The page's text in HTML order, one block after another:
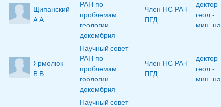
Щипанский
А.А.
РАН по
проблемам
геологии
докембрия
Член НС РАН
ПГД
доктор
геол.-
мин.
Ярмолюк
В.В.
Научный совет
РАН по
проблемам
геологии
докембрия
Член НС РАН
ПГД
доктор
геол.-
мин.
Научный совет